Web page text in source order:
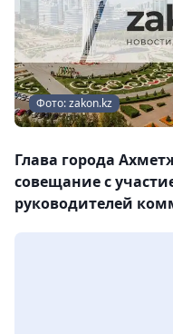
Фото: zakon.kz
Глава города
совещание с
руководителей